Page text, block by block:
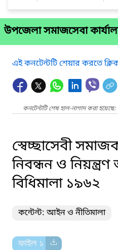
উপজেলা সমাজসেবা
এই কনটেন্টটি শেয়ার করতে
কনটেন্টটি শেষ হাল-নাগাদ করা
স্বেচ্ছাসেবী
নিবন্ধন ও
বিধিমালা ১৯৬২
কন্টেন্ট: আইন ও নীতিমালা
ফাইল ১